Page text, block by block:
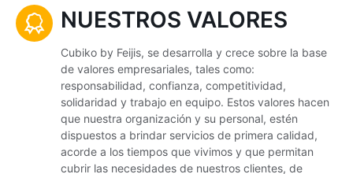
NUESTROS VALORES
Cubiko by Feijis, se desarrolla y crece sobre la base
de valores empresariales, tales como:
responsabilidad, confianza, competitividad,
solidaridad y trabajo en equipo. Estos valores hacen
que nuestra organización y su personal, estén
dispuestos a brindar servicios de primera calidad,
acorde a los tiempos que vivimos y que permitan
cubrir las necesidades de nuestros clientes, de